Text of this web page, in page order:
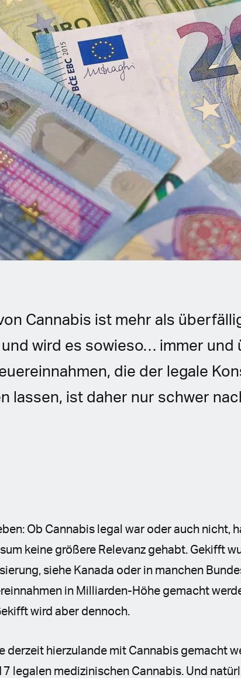
Cannabis ist mehr als
wird es sowieso… immer und
die der legale
lassen, ist daher nur schwer
Ob Cannabis legal war oder auch nicht,
keine größere Relevanz gehabt. Gekifft
siehe Kanada oder in manchen
in Milliarden-Höhe gemacht
wird aber dennoch.
derzeit hierzulande mit Cannabis gemacht
legalen medizinischen Cannabis. Und